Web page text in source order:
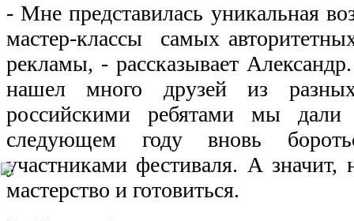
- Мне представилась уникальная
мастер-классы самых
рекламы, - рассказывает
нашел много друзей из
российскими ребятами мы
следующем году вновь
участниками фестиваля. А значит,
мастерство и готовиться.